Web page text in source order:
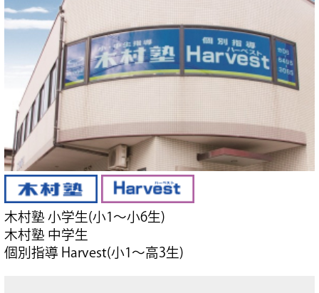
木村塾 小学生(小1～小6生)
木村塾 中学生
個別指導 Harvest(小1～高3生)